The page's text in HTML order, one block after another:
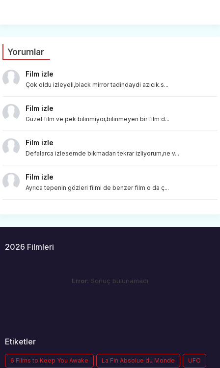
Yorumlar
Film izle
Çok oldu izleyeli,black mirror tadindaydi azıcık.s...
Film izle
Güzel film ve pek bilinmiyor,bilinmeyen bir film d...
Film izle
Defalarca izlesemde bıkmadan tekrar izliyorum,ne v...
Film izle
Ayrıca tepenin gözleri filmi de benzer film o da ç...
2026 Filmleri
Error: Sonuç bulunamadı
Etiketler
6 Films to Keep You Awake La Fin Absolue du Monde UFO